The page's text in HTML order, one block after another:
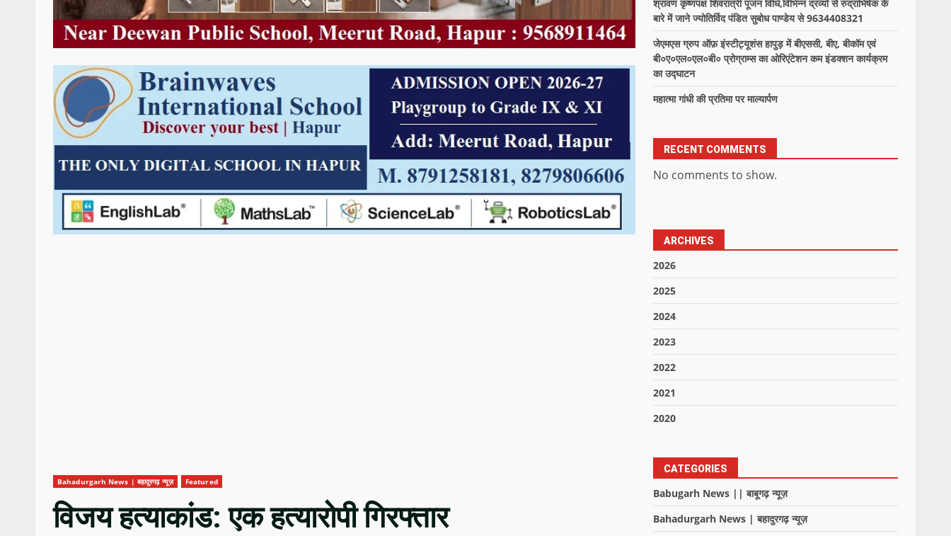
Bahadurgarh News | बहादुरगढ़ न्यूज़ Featured
विजय हत्याकांड: एक हत्यारोपी गिरफ्तार
श्रावण कृष्णपक्ष शिवरात्री पूजन विधि,विभिन्न द्रव्यों से रुद्राभिषेक के
बारे में जाने ज्योतिर्विद पंडित सुबोध पाण्डेय से 9634408321
जेएमएस ग्रुप ऑफ़ इंस्टीट्यूशंस हापुड़ में बीएससी, बीए, बीकॉम एवं
बी०ए०एल०एल०बी० प्रोग्राम्स का ओरिएंटेशन कम इंडक्शन कार्यक्रम
का उद्घाटन
महात्मा गांधी की प्रतिमा पर माल्यार्पण
RECENT COMMENTS
No comments to show.
ARCHIVES
2026
2025
2024
2023
2022
2021
2020
CATEGORIES
Babugarh News || बाबूगढ़ न्यूज़
Bahadurgarh News | बहादुरगढ़ न्यूज़